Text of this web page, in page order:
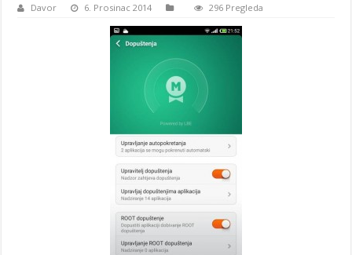
Davor 6. Prosinac 2014 296 Pregleda